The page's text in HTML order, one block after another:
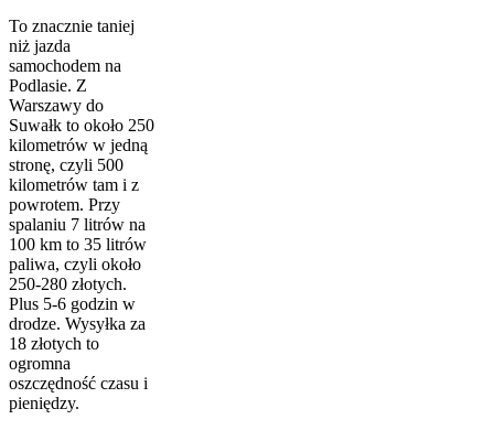
To znacznie taniej
niż jazda
samochodem na
Podlasie. Z
Warszawy do
Suwałk to około 250
kilometrów w jedną
stronę, czyli 500
kilometrów tam i z
powrotem. Przy
spalaniu 7 litrów na
100 km to 35 litrów
paliwa, czyli około
250-280 złotych.
Plus 5-6 godzin w
drodze. Wysyłka za
18 złotych to
ogromna
oszczędność czasu i
pieniędzy.